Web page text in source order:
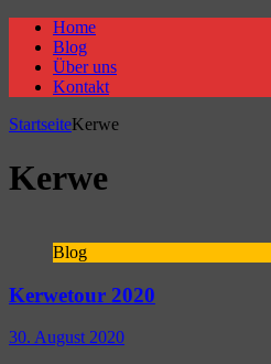
Home
Blog
Über uns
Kontakt
StartseiteKerwe
Kerwe
Blog
Kerwetour 2020
30. August 2020